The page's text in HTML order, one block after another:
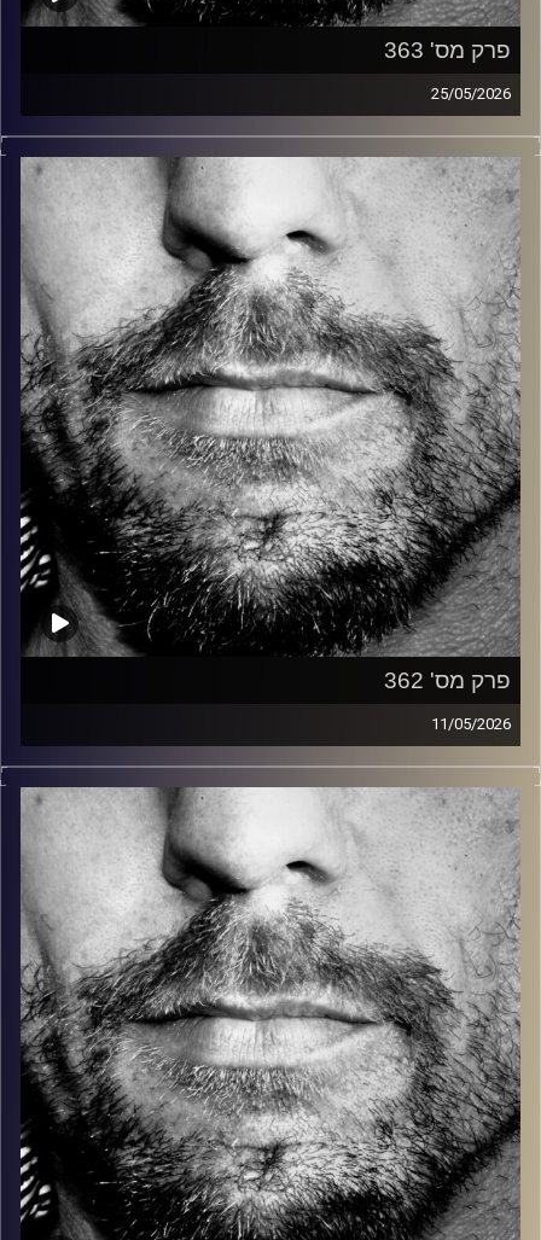
פרק מס' 363
25/05/2026
זיפים, מוזיקה מחוספסת של הופעות חיות. הרבה ג'אם, רוק,
בלוז, bluegrass, ג'אז, Fאנק, פרוגרסיב ואפילו אלקטרוניקה.
כל מה שחי, אמיתי ונושם.
עם שמוליק רגב.
קרדיט תמונות: David Goehring
פרק מס' 362
11/05/2026
זיפים, מוזיקה מחוספסת של הופעות חיות. הרבה ג'אם, רוק,
בלוז, bluegrass, ג'אז, Fאנק, פרוגרסיב ואפילו אלקטרוניקה.
כל מה שחי, אמיתי ונושם.
עם שמוליק רגב.
קרדיט תמונות: David Goehring